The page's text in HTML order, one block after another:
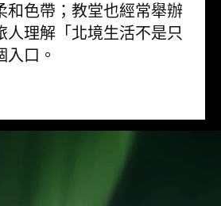
和色帶；教堂也經常舉辦
人理解「北境生活不是只
入口。